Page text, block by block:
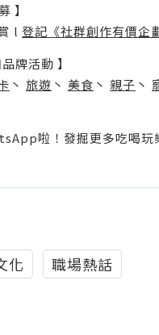
】
l 登記《社群創作有價企
牌活動 】
丶 旅遊 丶 美食 丶 親子 丶
啦！發掘更多吃喝玩
化 職場熱話